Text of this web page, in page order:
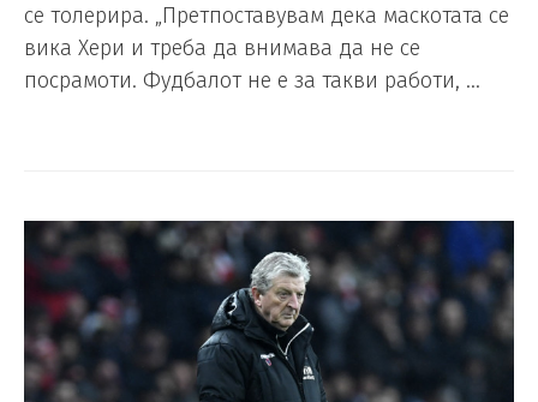
се толерира. „Претпоставувам дека маскотата се
вика Хери и треба да внимава да не се
посрамоти. Фудбалот не е за такви работи, …